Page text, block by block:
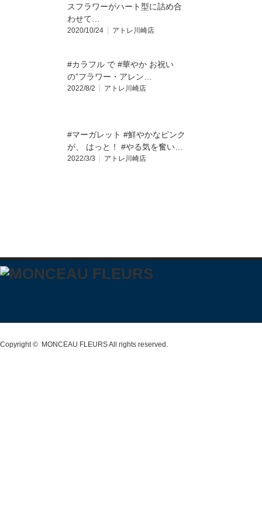
スフラワーがハート型に詰め合
わせて…
2020/10/24 アトレ川崎店
#カラフル で #華やか お祝い
の”フラワー・アレン…
2022/8/2 アトレ川崎店
#マーガレット #鮮やかなピンク
が、 はっと！ #やる気を奮い…
2022/3/3 アトレ川崎店
Copyright © MONCEAU FLEURSAll rights reserved.